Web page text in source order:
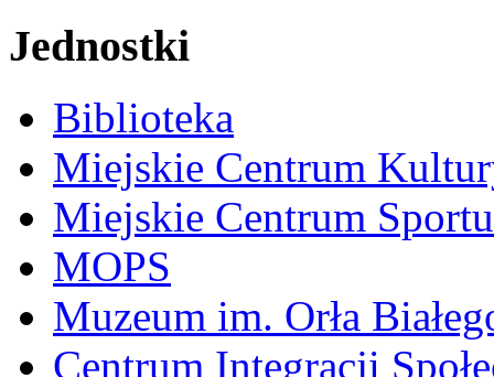
Jednostki
Biblioteka
Miejskie Centrum
Miejskie Centrum
MOPS
Muzeum im. Orła
Centrum Integracji